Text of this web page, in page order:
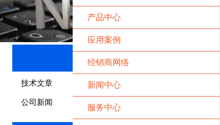
产品中心
应用案例
经销商网络
新闻中心
服务中心
新闻中心
技术文章
公司新闻